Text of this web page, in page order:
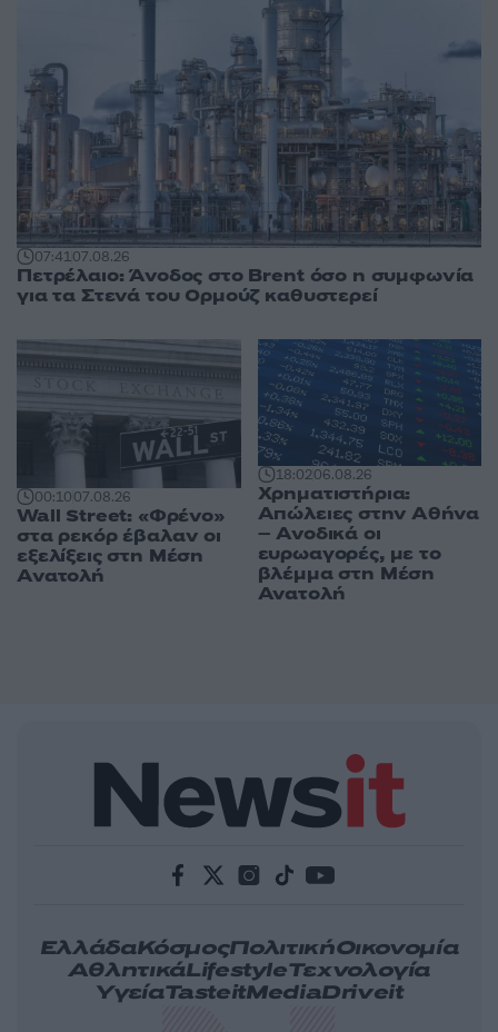
07:4107.08.26
Πετρέλαιο: Άνοδος στο Brent όσο η συμφωνία
για τα Στενά του Ορμούζ καθυστερεί
00:1007.08.26
Wall Street: «Φρένο»
στα ρεκόρ έβαλαν οι
εξελίξεις στη Μέση
Ανατολή
18:0206.08.26
Χρηματιστήρια:
Απώλειες στην Αθήνα
– Ανοδικά οι
ευρωαγορές, με το
βλέμμα στη Μέση
Ανατολή
ΕλλάδαΚόσμοςΠολιτικήΟικονομία
ΑθλητικάLifestyleΤεχνολογία
ΥγείαTasteitMediaDriveit